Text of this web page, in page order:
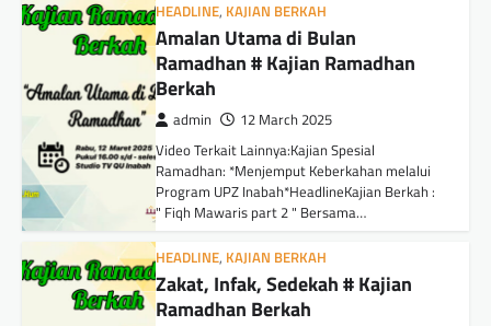
HEADLINE, KAJIAN BERKAH
Amalan Utama di Bulan
Ramadhan # Kajian Ramadhan
Berkah
admin 12 March 2025
Video Terkait Lainnya:Kajian Spesial
Ramadhan: *Menjemput Keberkahan melalui
Program UPZ Inabah*HeadlineKajian Berkah :
" Fiqh Mawaris part 2 " Bersama…
HEADLINE, KAJIAN BERKAH
Zakat, Infak, Sedekah # Kajian
Ramadhan Berkah